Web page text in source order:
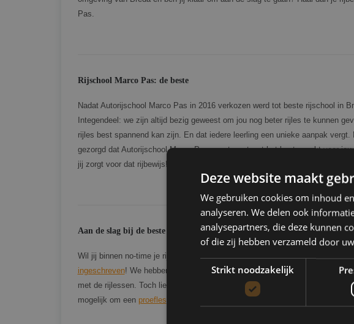
Pas.
Rijschool Marco Pas: de beste
Nadat Autorijschool Marco Pas in 2016 verkozen werd tot beste rijschool in
Integendeel: we zijn altijd bezig geweest om jou nog beter rijles te kunnen
rijles best spannend kan zijn. En dat iedere leerling een unieke aanpak
gezorgd dat Autorijschool Marco Pas exact weet wat het beste werkt voor
jij zorgt voor dat rijbewijs!
Aan de slag bij de beste rijschool
Wil jij binnen no-time je rijbewijs halen bij Autorijschool Marco Pas? Bij ons
ingeschreven! We hebben geen tot heel weinig wachttijd, waardoor je vaak
met de rijlessen. Toch liever eerst kennismaken met Marco Pas en de
mogelijk om een proefles aan te vragen zodat je eerst rustig kunt wennen en
Deze website maakt
We gebruiken cookies om inhoud
analyseren. We delen ook
analysepartners, die deze kunnen
of die zij hebben verzameld door
Strikt noodzakelijk